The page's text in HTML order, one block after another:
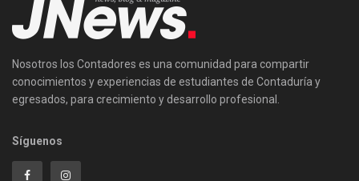
Nosotros los Contadores es una comunidad para compartir
conocimientos y experiencias de estudiantes de Contaduría y
egresados, para crecimiento y desarrollo profesional.
Síguenos